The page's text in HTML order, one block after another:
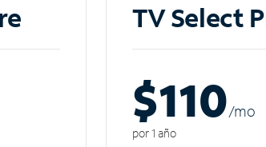
TV Select
$110/mo
por 1 año